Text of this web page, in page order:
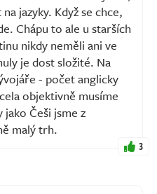
jazyky. Když se chce,
Chápu to ale u starších
nikdy neměli ani ve
je dost složité. Na
- počet anglicky
objektivně musíme
Češi jsme z
malý trh.
3